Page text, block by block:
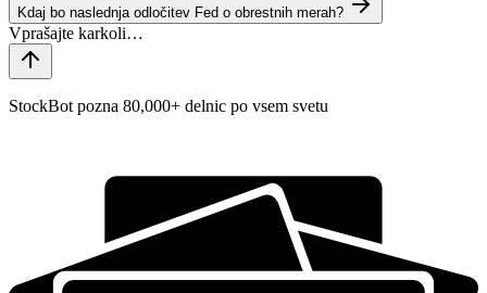
Kdaj bo naslednja odločitev Fed o obrestnih merah?
StockBot pozna 80,000+ delnic po vsem svetu